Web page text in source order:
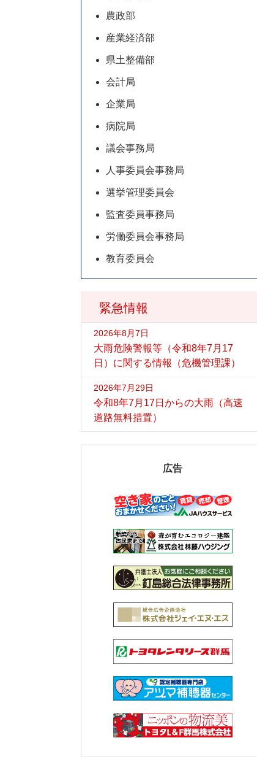
緊急情報
2026年8月7日
大雨危険警報等（令和8年7月17
日）に関する情報（危機管理課）
2026年7月29日
令和8年7月17日からの大雨（高速
道路無料措置）
農政部
産業経済部
県土整備部
会計局
企業局
病院局
議会事務局
人事委員会事務局
選挙管理委員会
監査委員事務局
労働委員会事務局
教育委員会
広告